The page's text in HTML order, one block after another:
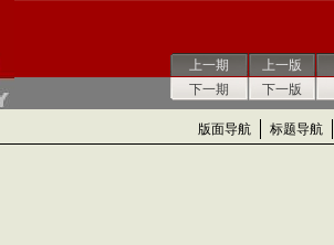
上一期
下一期
上一版
下一版
版面导航 标题导航